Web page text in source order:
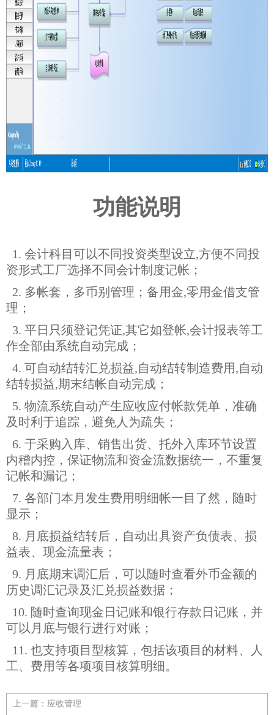
功能说明
1. 会计科目可以不同投资类型设立,方便不同投
资形式工厂选择不同会计制度记帐；
2. 多帐套，多币别管理；备用金,零用金借支管
理；
3. 平日只须登记凭证,其它如登帐,会计报表等工
作全部由系统自动完成；
4. 可自动结转汇兑损益,自动结转制造费用,自动
结转损益,期末结帐自动完成；
5. 物流系统自动产生应收应付帐款凭单，准确
及时利于追踪，避免人为疏失；
6. 于采购入库、销售出货、托外入库环节设置
内稽内控，保证物流和资金流数据统一，不重复
记帐和漏记；
7. 各部门本月发生费用明细帐一目了然，随时
显示；
8. 月底损益结转后，自动出具资产负债表、损
益表、现金流量表；
9. 月底期末调汇后，可以随时查看外币金额的
历史调汇记录及汇兑损益数据；
10. 随时查询现金日记账和银行存款日记账，并
可以月底与银行进行对账；
11. 也支持项目型核算，包括该项目的材料、人
工、费用等各项项目核算明细。
上一篇： 应收管理